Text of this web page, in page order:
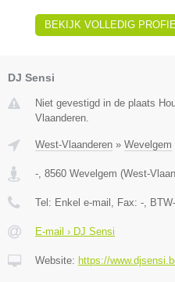
BEKIJK VOLLEDIG
DJ Sensi
Niet gevestigd in de plaats
Vlaanderen.
West-Vlaanderen » Wevelgem
-, 8560 Wevelgem (West-
Tel: Enkel e-mail , Fax: -,
E-mail › DJ Sensi
Website: https://